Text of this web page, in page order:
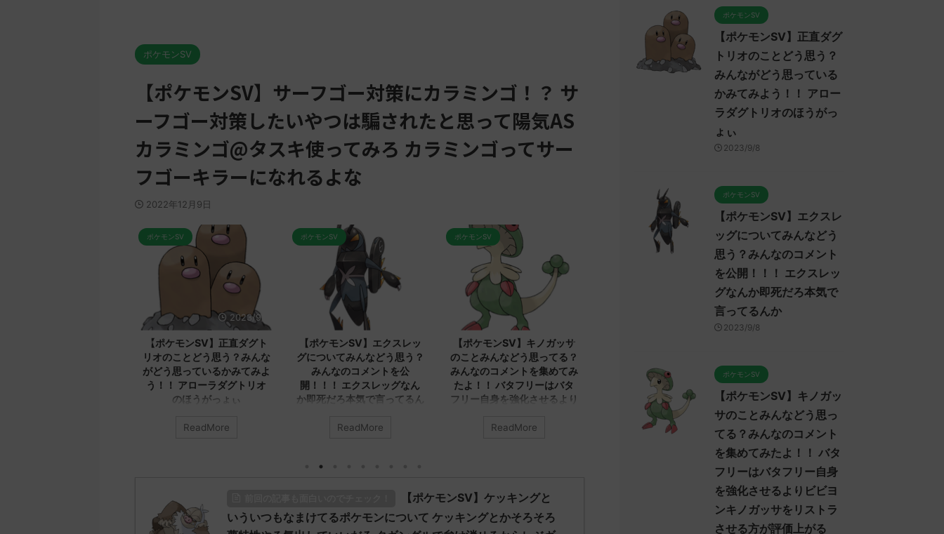
ポケモンSV
【ポケモンSV】サーフゴー対策にカラミンゴ！？ サ
ーフゴー対策したいやつは騙されたと思って陽気AS
カラミンゴ@タスキ使ってみろ カラミンゴってサー
フゴーキラーになれるよな
2022年12月9日
ポケモンSV
2023/9/8
【ポケモンSV】正直ダグト
リオのことどう思う？みんな
がどう思っているかみてみよ
う！！ アローラダグトリオ
のほうがっょぃ
どう思ってる？ 初めの記事 元の
君に決めた！ (ﾜｯﾁｮｲW e22c-
t4wz) 2023/07/02(日)
18:28:06.00ID:O9D7O9iU0 リージ
ReadMore
ポケモンSV
【ポケモンSV】エクスレッ
グについてみんなどう思う？
みんなのコメントを公
開！！！ エクスレッグなん
か即死だろ本気で言ってるん
みんなは「エクスレッグ」につい
無しさん0890 0890 名無しさん、
君に決めた！ (ﾜｯﾁｮｲW d56d-
NwUu) 2023/06/28(水)
ReadMore
ポケモンSV
【ポケモンSV】キノガッサ
のことみんなどう思ってる？
みんなのコメントを集めてみ
たよ！！ バタフリーはバタ
フリー自身を強化させるより
ラさせる方が評価上がる
/read.cgi/poke/1687575951/" 反
応される人さん0623 0623 名無し
さん、君に決めた！ (ｱｳｱｳｳｰ
ReadMore
2023/9/7
集めました！！！ アヤシ
シ、ダブルでトリル貼る就職
先が1番かもしれないけどヤ
レユータンとリキキリンも悪
くないトリル要員だから今ひ
とつインパクト足りんシング
ルでも悪くはなさそうだけど
アヤシシのオンリーワンな戦
い方がどうにも練れないわボ
ディプレスさえあればバリア
ラッシュとの組み合わせが面
白くなりそうなんだけど
ReadMore
ポケモンSV
するコメント集！ ねばねば
ネット、そんな悪くなさそう
ではあるけど上取れたら劇的
に有利になれるようなエース
が今は見あたらない全盛期ポ
イヒガッサかトゲキッスが欲
しい
みんなは「トゲキッス」について
どう思ってる？ 初めの記事 元の
レ："https://medaka.5ch.net/test
/read.cgi/poke/1685459114/" 反応
ReadMore
【ポケモンSV】ケッキングと
いういつもなまけてるポケモンについて ケッキングとかそろそろ
ポケモンSV
【ポケモンSV】正直ダグ
トリオのことどう思う？
みんながどう思っている
かみてみよう！！ アロー
ラダグトリオのほうがっ
ょぃ
2023/9/8
ポケモンSV
【ポケモンSV】エクスレ
ッグについてみんなどう
思う？みんなのコメント
を公開！！！ エクスレッ
グなんか即死だろ本気で
言ってるんか
2023/9/8
ポケモンSV
【ポケモンSV】キノガッ
サのことみんなどう思っ
てる？みんなのコメント
を集めてみたよ！！ バタ
フリーはバタフリー自身
を強化させるよりビビヨ
ンキノガッサをリストラ
させる方が評価上がる